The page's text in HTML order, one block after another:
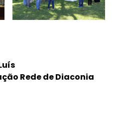
Rede de Diaconia